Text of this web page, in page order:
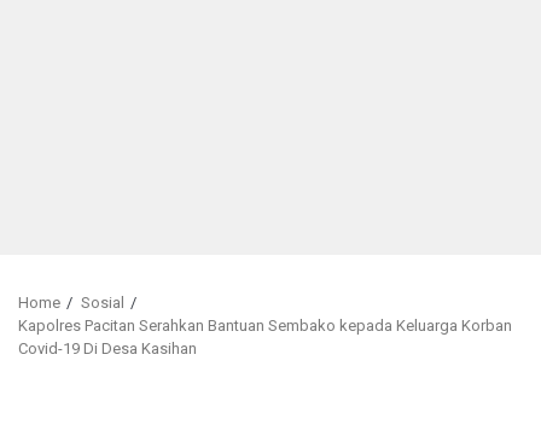
Home
Sosial
Kapolres Pacitan Serahkan Bantuan Sembako kepada Keluarga Korban
Covid-19 Di Desa Kasihan